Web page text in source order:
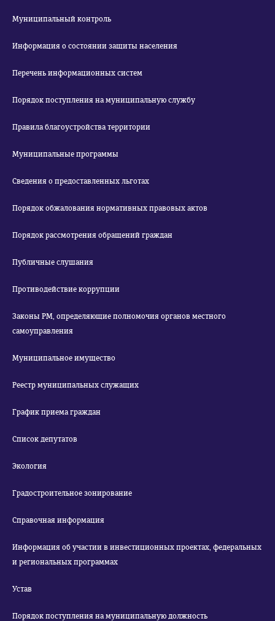
Муниципальный контроль
Информация о состоянии защиты населения
Перечень информационных систем
Порядок поступления на муниципальную службу
Правила благоустройства территории
Муниципальные программы
Сведения о предоставленных льготах
Порядок обжалования нормативных правовых актов
Порядок рассмотрения обращений граждан
Публичные слушания
Противодействие коррупции
Законы РМ, определяющие полномочия органов местного
самоуправления
Муниципальное имущество
Реестр муниципальных служащих
График приема граждан
Список депутатов
Экология
Градостроительное зонирование
Справочная информация
Информация об участии в инвестиционных проектах, федеральных
и региональных программах
Устав
Порядок поступления на муниципальную должность